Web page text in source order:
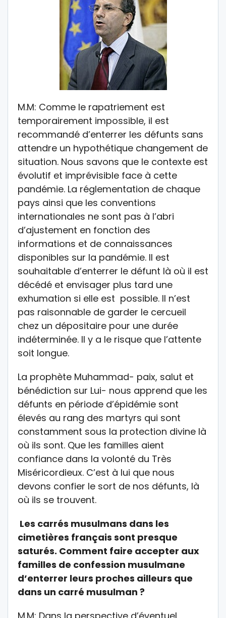
M.M: Comme le rapatriement est
temporairement impossible, il est
recommandé d’enterrer les défunts sans
attendre un hypothétique changement de
situation. Nous savons que le contexte est
évolutif et imprévisible face à cette
pandémie. La réglementation de chaque
pays ainsi que les conventions
internationales ne sont pas à l’abri
d’ajustement en fonction des
informations et de connaissances
disponibles sur la pandémie. Il est
souhaitable d’enterrer le défunt là où il est
décédé et envisager plus tard une
exhumation si elle est possible. Il n’est
pas raisonnable de garder le cercueil
chez un dépositaire pour une durée
indéterminée. Il y a le risque que l’attente
soit longue.
La prophète Muhammad- paix, salut et
bénédiction sur Lui- nous apprend que les
défunts en période d’épidémie sont
élevés au rang des martyrs qui sont
constamment sous la protection divine là
où ils sont. Que les familles aient
confiance dans la volonté du Très
Miséricordieux. C’est à lui que nous
devons confier le sort de nos défunts, là
où ils se trouvent.
Les carrés musulmans dans les
cimetières français sont presque
saturés. Comment faire accepter aux
familles de confession musulmane
d’enterrer leurs proches ailleurs que
dans un carré musulman ?